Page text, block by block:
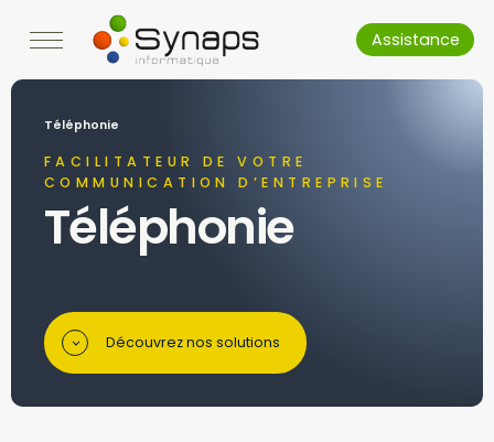
Assistance
Téléphonie
FACILITATEUR DE VOTRE
COMMUNICATION D’ENTREPRISE
Téléphonie
> Découvrez nos solutions